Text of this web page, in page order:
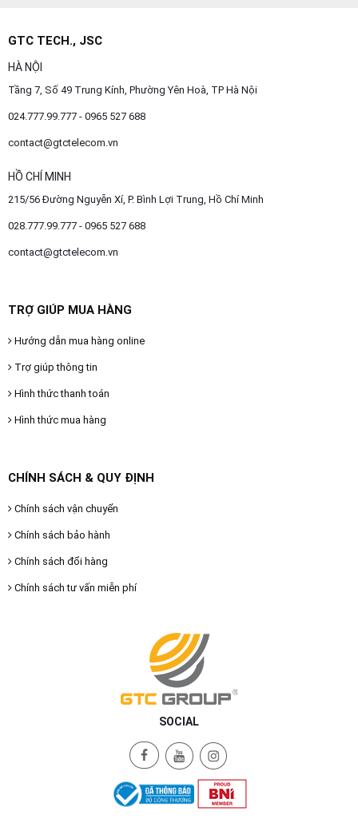
GTC TECH., JSC
HÀ NỘI
Tầng 7, Số 49 Trung Kính, Phường Yên Hoà, TP Hà Nội
024.777.99.777 - 0965 527 688
contact@gtctelecom.vn
HỒ CHÍ MINH
215/56 Đường Nguyễn Xí, P. Bình Lợi Trung, Hồ Chí Minh
028.777.99.777 - 0965 527 688
contact@gtctelecom.vn
TRỢ GIÚP MUA HÀNG
Hướng dẫn mua hàng online
Trợ giúp thông tin
Hình thức thanh toán
Hình thức mua hàng
CHÍNH SÁCH & QUY ĐỊNH
Chính sách vận chuyển
Chính sách bảo hành
Chính sách đổi hàng
Chính sách tư vấn miễn phí
SOCIAL